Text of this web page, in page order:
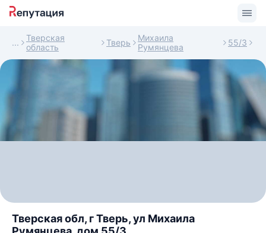
Тверская
область
Тверь
Михаила
Румянцева
55/3
Тверская обл, г Тверь, ул Михаила